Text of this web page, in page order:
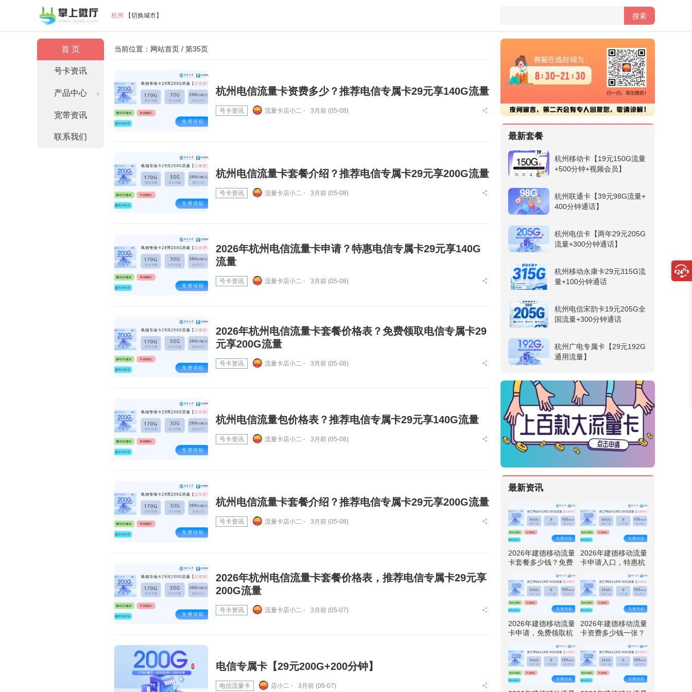
杭州 【切换城市】 搜索
当前位置： 网站首页 / 第35页
杭州电信流量卡资费多少？推荐电信专属卡29元享140G流量
号卡资讯 流量卡店小二 ⋅ 3月前 (05-08)
杭州电信流量卡套餐介绍？推荐电信专属卡29元享200G流量
号卡资讯 流量卡店小二 ⋅ 3月前 (05-08)
2026年杭州电信流量卡申请？特惠电信专属卡29元享140G
流量
号卡资讯 流量卡店小二 ⋅ 3月前 (05-08)
2026年杭州电信流量卡套餐价格表？免费领取电信专属卡29
元享200G流量
号卡资讯 流量卡店小二 ⋅ 3月前 (05-08)
杭州电信流量包价格表？推荐电信专属卡29元享140G流量
号卡资讯 流量卡店小二 ⋅ 3月前 (05-08)
杭州电信流量卡套餐介绍？推荐电信专属卡29元享200G流量
号卡资讯 流量卡店小二 ⋅ 3月前 (05-08)
2026年杭州电信流量卡套餐价格表，推荐电信专属卡29元享
200G流量
号卡资讯 流量卡店小二 ⋅ 3月前 (05-07)
电信专属卡【29元200G+200分钟】
电信流量卡 店小二 ⋅ 3月前 (05-07)
首 页
号卡资讯
产品中心
宽带资讯
联系我们 最新套餐
杭州移动卡【19元150G流量
+500分钟+视频会员】
杭州联通卡【39元98G流量+
400分钟通话】
杭州电信卡【两年29元205G
流量+300分钟通话】
杭州移动永康卡29元315G流
量+100分钟通话
杭州电信宋韵卡19元205G全
国流量+300分钟通话
杭州广电专属卡【29元192G
通用流量】
最新资讯
2026年建德移动流量
卡套餐多少钱？免费
29元享165G流量
2026年建德移动流量
卡申请入口，特惠杭
165G流量
2026年建德移动流量
卡申请，免费领取杭
165G流量
2026年建德移动流量
卡资费多少钱一张？
29元享165G流量